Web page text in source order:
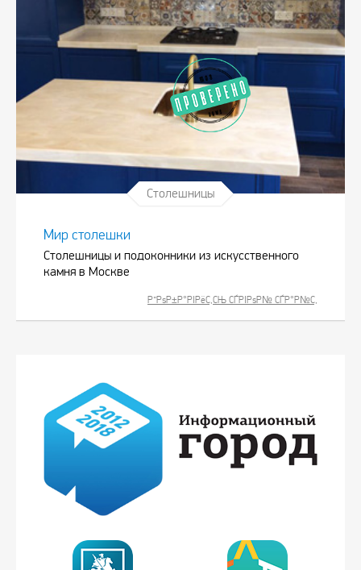
Столешницы
Мир столешки
Столешницы и подоконники из искусственного
камня в Москве
Р”РѕР±Р°РІРёС‚СЊ СЃРІРѕР№ СЃР°Р№С‚